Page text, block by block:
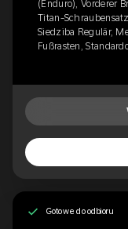
(Enduro), Vorderer
Titan-
Siedziba Regulär,
Fußrasten,
Gotowe do odbioru